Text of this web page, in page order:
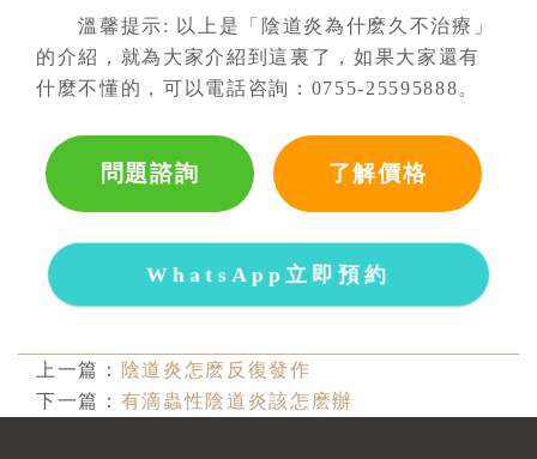
溫馨提示: 以上是「陰道炎為什麽久不治療」
的介紹，就為大家介紹到這裏了，如果大家還有
什麼不懂的，可以電話咨詢：0755-25595888。
問題諮詢 了解價格
WhatsApp立即預約
上一篇：
陰道炎怎麽反復發作
下一篇： 有滴蟲性陰道炎該怎麽辦